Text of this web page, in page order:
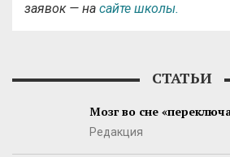
заявок — на сайте школы.
СТАТЬИ
Мозг во сне
Редакция